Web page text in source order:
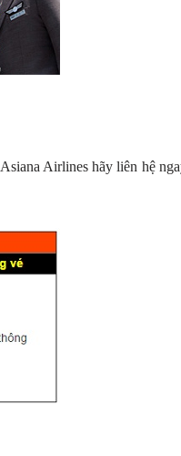
Airlines hãy liên hệ